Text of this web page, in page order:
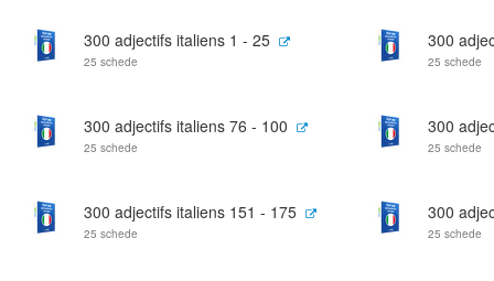
300 adjectifs italiens 1 - 25
25 schede
300
25 schede
300 adjectifs italiens 76 - 100
25 schede
300
25 schede
300 adjectifs italiens 151 - 175
25 schede
300
25 schede